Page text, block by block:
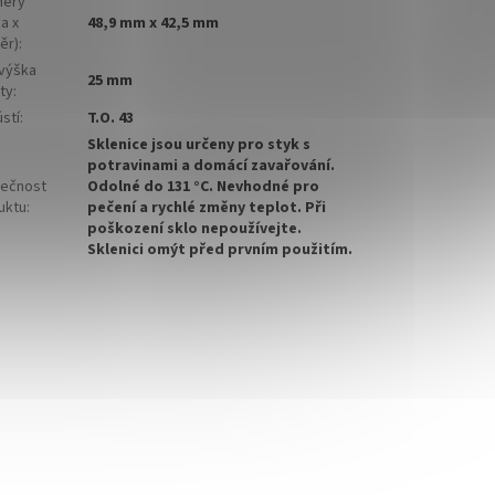
pomazánky
x
:
48,9 mm x 42,5 mm
:
25 mm
: T.O. 43
:
Sklenice jsou určeny pro styk s
potravinami a domácí zavařování.
Odolné do 131 °C. Nevhodné pro
pečení a rychlé změny teplot. Při
poškození sklo nepoužívejte.
Sklenici omýt před prvním použitím.